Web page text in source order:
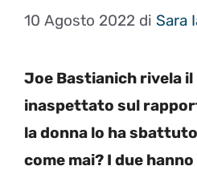
10 Agosto 2022 di Sara
Joe Bastianich rivela
inaspettato sul
la donna lo ha
come mai? I due